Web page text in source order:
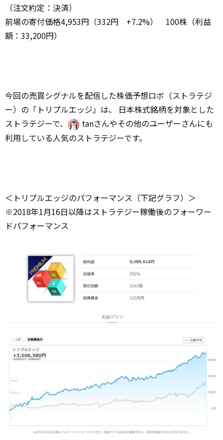
（注文約定：決済）
前場の寄付価格4,953円（332円 +7.2%） 100株（利益
額：33,200円）
今回の売買シグナルを配信した株価予想ロボ（ストラテジ
ー）の「トリプルエッジ」は、 日本株式銘柄を対象とした
ストラテジーで、
tanさんやその他のユーザーさんにも
利用している人気のストラテジーです。
＜トリプルエッジのパフォーマンス（下記グラフ）＞
※2018年1月16日以降はストラテジー稼働後のフォーワー
ドパフォーマンス